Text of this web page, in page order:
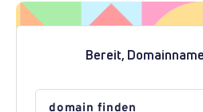
Bereit,